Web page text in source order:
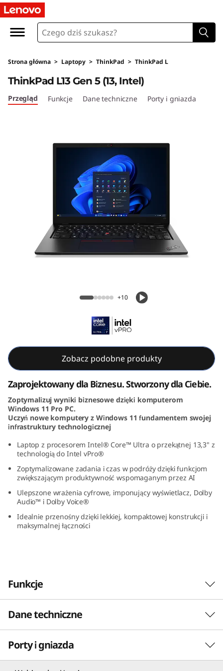
L
n
o
v
3
G
e
n
5
e
l
)
Strona główna > Laptopy > ThinkPad > ThinkPad L
ThinkPad L13 Gen 5 (13, Intel)
ThinkPad L13 Gen 5 (13, Intel)
Przegląd Funkcje Dane techniczne Porty i gniazda
+10
Zobacz podobne produkty
Zaprojektowany dla Biznesu. Stworzony dla Ciebie.
Zoptymalizuj wyniki biznesowe dzięki komputerom
Windows 11 Pro PC.
Uczyń nowe komputery z Windows 11 fundamentem swojej
infrastruktury technologicznej
Laptop z procesorem Intel® Core™ Ultra o przekątnej 13,3" z
technologią do Intel vPro®
Zoptymalizowane zadania i czas w podróży dzięki funkcjom
zwiększającym produktywność wspomaganym przez AI
Ulepszone wrażenia cyfrowe, imponujący wyświetlacz, Dolby
Audio™ i Dolby Voice®
Idealnie przenośny dzięki lekkiej, kompaktowej konstrukcji i
maksymalnej łączności
Funkcje
Poznaj wydajność klasy korporacyjnej
Dane techniczne
PERFORMANCE
Porty i gniazda